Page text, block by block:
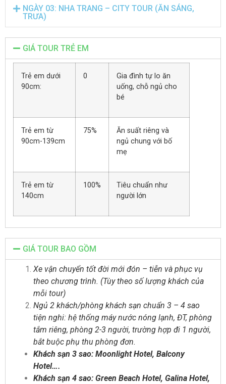
NGÀY 03: NHA TRANG – CITY TOUR (ĂN SÁNG,
TRƯA)
GIÁ TOUR TRẺ EM
Trẻ em dưới
90cm:
0
Gia đình tự lo ăn
uống, chỗ ngủ cho
bé
Trẻ em từ
90cm-139cm
75%
Ăn suất riêng và
ngủ chung với bố
mẹ
Trẻ em từ
140cm
100%
Tiêu chuẩn như
người lớn
GIÁ TOUR BAO GỒM
Xe vận chuyển tốt đời mới đón – tiễn và phục vụ
theo chương trình. (Tùy theo số lượng khách của
mỗi tour)
Ngủ 2 khách/phòng khách sạn chuẩn 3 – 4 sao
tiện nghi: hệ thống máy nước nóng lạnh, ĐT, phòng
tắm riêng, phòng 2-3 người, trường hợp đi 1 người,
bắt buộc phụ thu phòng đơn.
Khách sạn 3 sao: Moonlight Hotel, Balcony
Hotel….
Khách sạn 4 sao: Green Beach Hotel, Galina Hotel,